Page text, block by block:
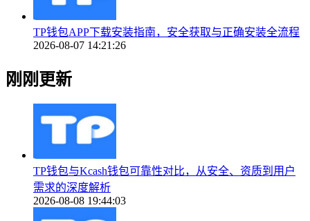
TP钱包APP下载安装指南，安全获取与正确安装全流程
2026-08-07 14:21:26
刚刚更新
TP钱包与Kcash钱包可靠性对比，从安全、资质到用户
需求的深度解析
2026-08-08 19:44:03